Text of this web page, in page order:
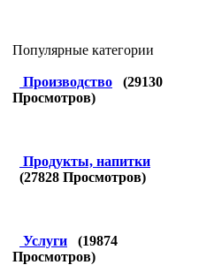
Популярные категории
Производство (29130
Просмотров)
Продукты, напитки
(27828 Просмотров)
Услуги (19874
Просмотров)